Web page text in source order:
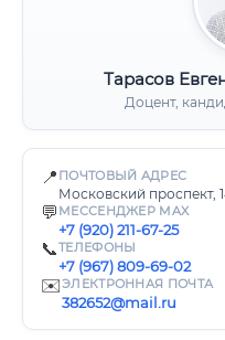
Тарасов
Доцент,
📍 ПОЧТОВЫЙ АДРЕС
Московский проспект,
💬 МЕССЕНДЖЕР MAX
+7 (920) 211-67-25
📞ТЕЛЕФОНЫ
+7 (967) 809-69-02
✉️ЭЛЕКТРОННАЯ ПОЧТА
382652@mail.ru